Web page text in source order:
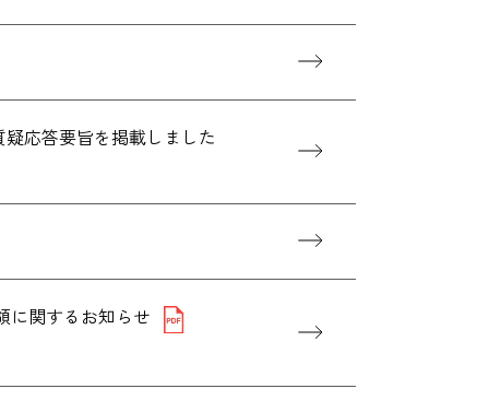
応答要旨を掲載しました
に関するお知らせ